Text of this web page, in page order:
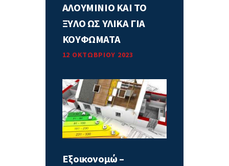
ΑΛΟΥΜΙΝΙΟ ΚΑΙ ΤΟ
ΞΥΛΟ ΩΣ ΥΛΙΚΑ ΓΙΑ
ΚΟΥΦΩΜΑΤΑ
12 ΟΚΤΩΒΡΊΟΥ 2023
Εξοικονομώ –